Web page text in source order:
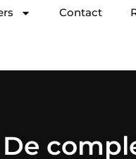
Contact